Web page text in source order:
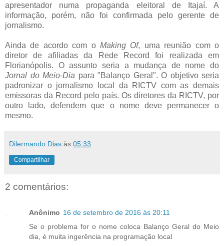
apresentador numa propaganda eleitoral de Itajaí. A
informação, porém, não foi confirmada pelo gerente de
jornalismo.
Ainda de acordo com o Making Of, uma reunião com o
diretor de afiliadas da Rede Record foi realizada em
Florianópolis. O assunto seria a mudança de nome do
Jornal do Meio-Dia para "Balanço Geral". O objetivo seria
padronizar o jornalismo local da RICTV com as demais
emissoras da Record pelo país. Os diretores da RICTV, por
outro lado, defendem que o nome deve permanecer o
mesmo.
Dilermando Dias às 05:33
Compartilhar
2 comentários:
Anônimo 16 de setembro de 2016 às 20:11
Se o problema for o nome coloca Balanço Geral do Meio
dia, é muita ingerência na programação local